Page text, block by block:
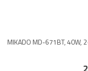
MIKADO MD-671BT, 40W,